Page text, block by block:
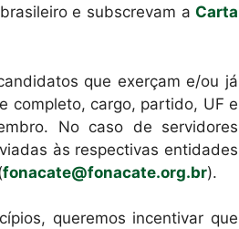
e subscrevam a Carta
que exerçam e/ou já
completo, cargo, partido, UF e
No caso de servidores
às respectivas entidades
fonacate@fonacate.org.br).
queremos incentivar que